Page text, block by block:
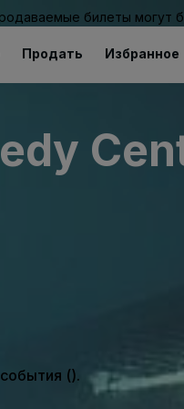
билеты могут
Продать Избранное
().